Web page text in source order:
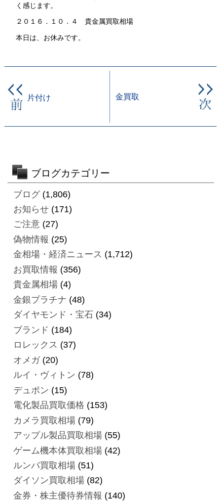
く感じます。
２０１６．１０．４ 貴金属買取相場
本日は、お休みです。
片付け 金買取
ブログカテゴリー
ブログ(1,806)
お知らせ(171)
ご注意(27)
偽物情報 (25)
金相場・経済ニュース (1,712)
お買取情報 (356)
貴金属相場(4)
金銀プラチナ (48)
ダイヤモンド・宝石 (34)
ブランド (184)
ロレックス (37)
オメガ(20)
ルイ・ヴィトン (78)
デュポン (15)
電化製品買取価格 (153)
カメラ買取相場(79)
アップル製品買取相場(55)
ゲーム機本体買取相場(42)
ルンバ買取相場(51)
ダイソン買取相場(82)
金券・株主優待券情報 (140)